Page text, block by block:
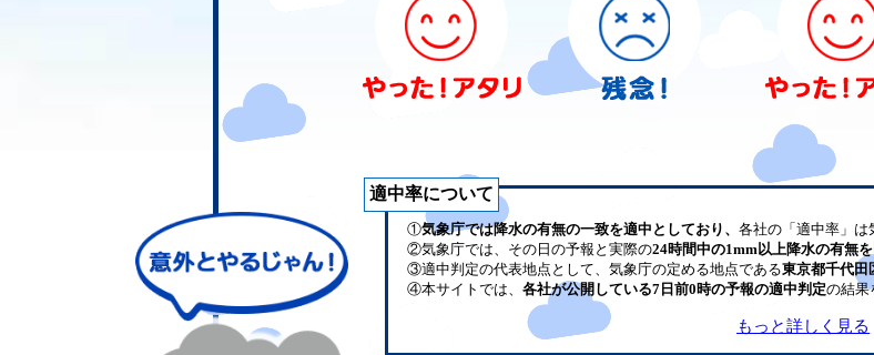
適中率について
①気象庁では降水の有無の一致を適中としており、 各社の「適中率」は
②気象庁では、その日の予報と実際の24時間中の1mm以上降水の有無を
③適中判定の代表地点として、気象庁の定める地点である東京都千代田
④本サイトでは、 各社が公開している7日前0時の予報の適中判定の結果
もっと詳しく見る